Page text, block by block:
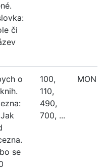
či
o
se
100,
110,
490,
700, ...
MON